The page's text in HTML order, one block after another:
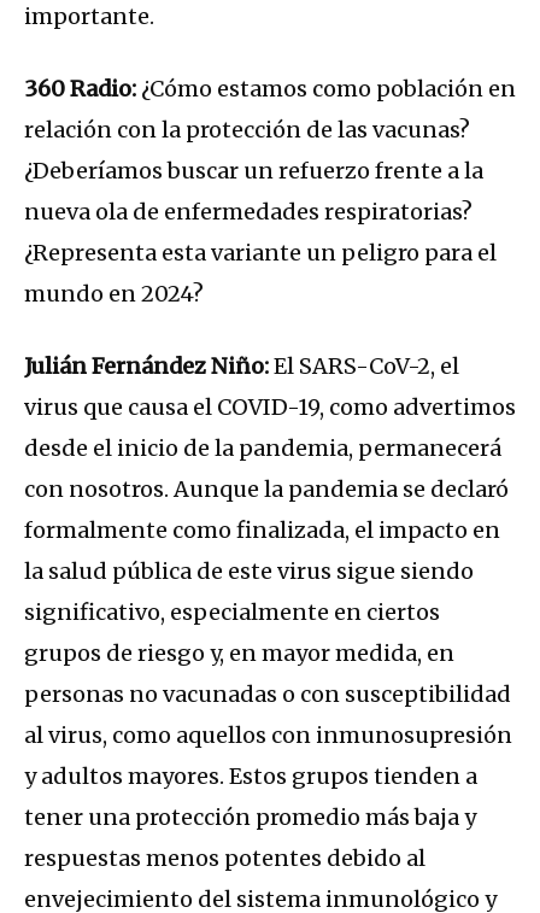
importante.
360 Radio: ¿Cómo estamos como población en
relación con la protección de las vacunas?
¿Deberíamos buscar un refuerzo frente a la
nueva ola de enfermedades respiratorias?
¿Representa esta variante un peligro para el
mundo en 2024?
Julián Fernández Niño:El SARS-CoV-2, el
virus que causa el COVID-19, como advertimos
desde el inicio de la pandemia, permanecerá
con nosotros. Aunque la pandemia se declaró
formalmente como finalizada, el impacto en
la salud pública de este virus sigue siendo
significativo, especialmente en ciertos
grupos de riesgo y, en mayor medida, en
personas no vacunadas o con susceptibilidad
al virus, como aquellos con inmunosupresión
y adultos mayores. Estos grupos tienden a
tener una protección promedio más baja y
respuestas menos potentes debido al
envejecimiento del sistema inmunológico y